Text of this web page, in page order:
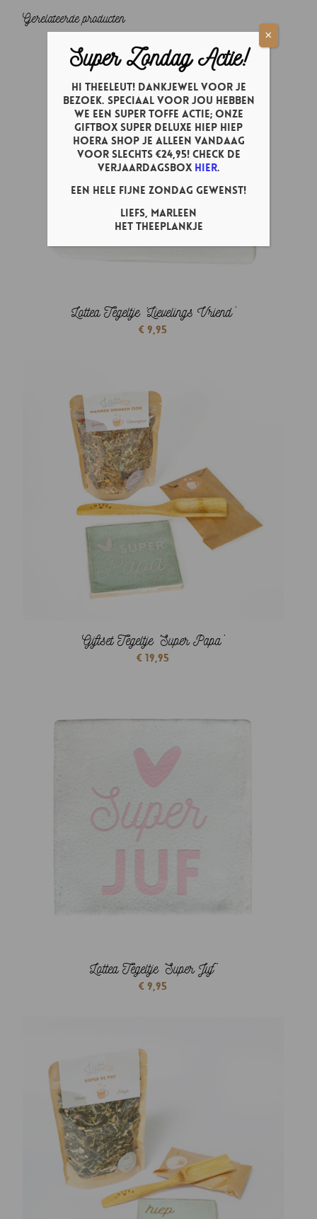
Gerelateerde producten
Lottea Tegeltje ‘Lievelings Vriend’
€ 9,95
Giftset Tegeltje ‘Super Papa’
€ 19,95
Lottea Tegeltje ‘Super Juf’
€ 9,95
Super Zondag Actie!
Hi theeleut! Dankjewel voor je
bezoek. Speciaal voor jou hebben
we een super toffe actie; onze
Giftbox Super Deluxe Hiep Hiep
Hoera shop je ALLEEN vandaag
voor slechts €24,95! Check de
verjaardagsbox hier.
Een hele fijne zondag gewenst!
Liefs, Marleen
Het Theeplankje
×